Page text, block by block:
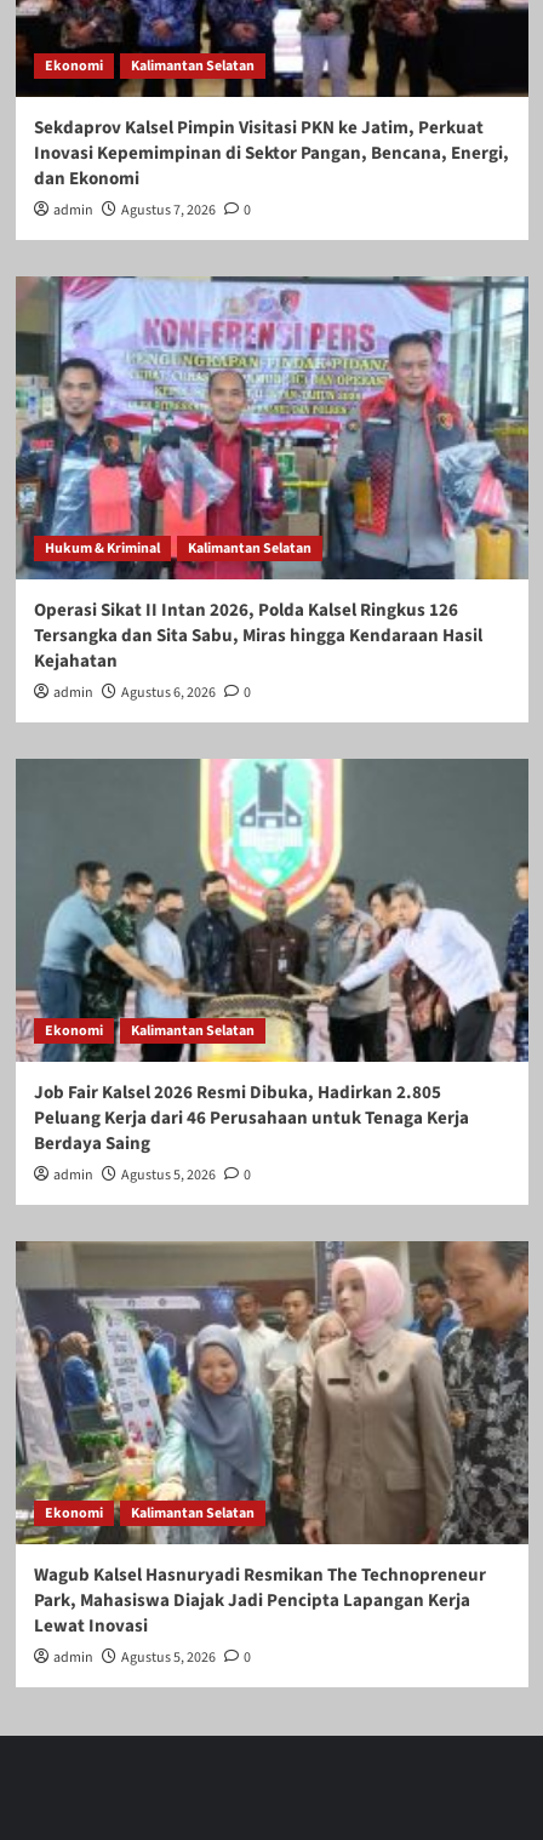
Ekonomi Kalimantan Selatan
Sekdaprov Kalsel Pimpin Visitasi PKN ke Jatim, Perkuat
Inovasi Kepemimpinan di Sektor Pangan, Bencana, Energi,
dan Ekonomi
admin Agustus 7, 2026 0
Hukum & Kriminal Kalimantan Selatan
Operasi Sikat II Intan 2026, Polda Kalsel Ringkus 126
Tersangka dan Sita Sabu, Miras hingga Kendaraan Hasil
Kejahatan
admin Agustus 6, 2026 0
Ekonomi Kalimantan Selatan
Job Fair Kalsel 2026 Resmi Dibuka, Hadirkan 2.805
Peluang Kerja dari 46 Perusahaan untuk Tenaga Kerja
Berdaya Saing
admin Agustus 5, 2026 0
Ekonomi Kalimantan Selatan
Wagub Kalsel Hasnuryadi Resmikan The Technopreneur
Park, Mahasiswa Diajak Jadi Pencipta Lapangan Kerja
Lewat Inovasi
admin Agustus 5, 2026 0